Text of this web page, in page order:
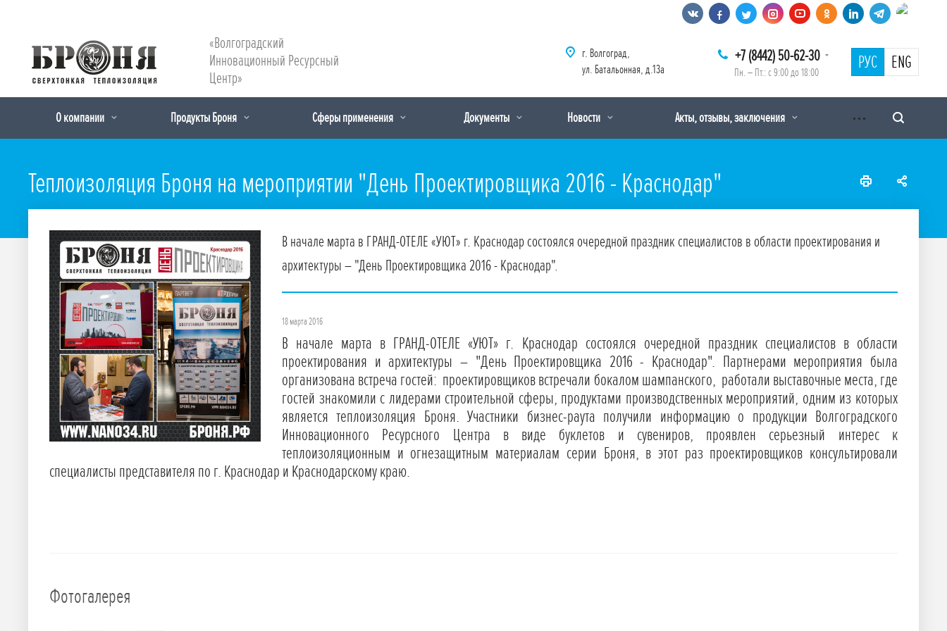
«Волгоградский
Инновационный Ресурсный
Центр»
+7 (8442) 50-62-30
Пн. – Пт.: с 9:00 до 18:00 РУС ENG
г. Волгоград,
ул. Батальонная, д.13а
О компании Продукты Броня Сферы применения Документы Новости Акты, отзывы, заключения
Теплоизоляция Броня на мероприятии "День Проектировщика 2016 - Краснодар"
В начале марта в ГРАНД-ОТЕЛЕ «УЮТ» г. Краснодар состоялся очередной праздник специалистов в области проектирования и
архитектуры – "День Проектировщика 2016 - Краснодар".
18 марта 2016
В начале марта в ГРАНД-ОТЕЛЕ «УЮТ» г. Краснодар состоялся очередной праздник специалистов в области
проектирования и архитектуры – "День Проектировщика 2016 - Краснодар". Партнерами мероприятия была
организована встреча гостей: проектировщиков встречали бокалом шампанского, работали выставочные места, где
гостей знакомили с лидерами строительной сферы, продуктами производственных мероприятий, одним из которых
является теплоизоляция Броня. Участники бизнес-раута получили информацию о продукции Волгоградского
Инновационного Ресурсного Центра в виде буклетов и сувениров, проявлен серьезный интерес к
теплоизоляционным и огнезащитным материалам серии Броня, в этот раз проектировщиков консультировали
специалисты представителя по г. Краснодар и Краснодарскому краю.
Фотогалерея